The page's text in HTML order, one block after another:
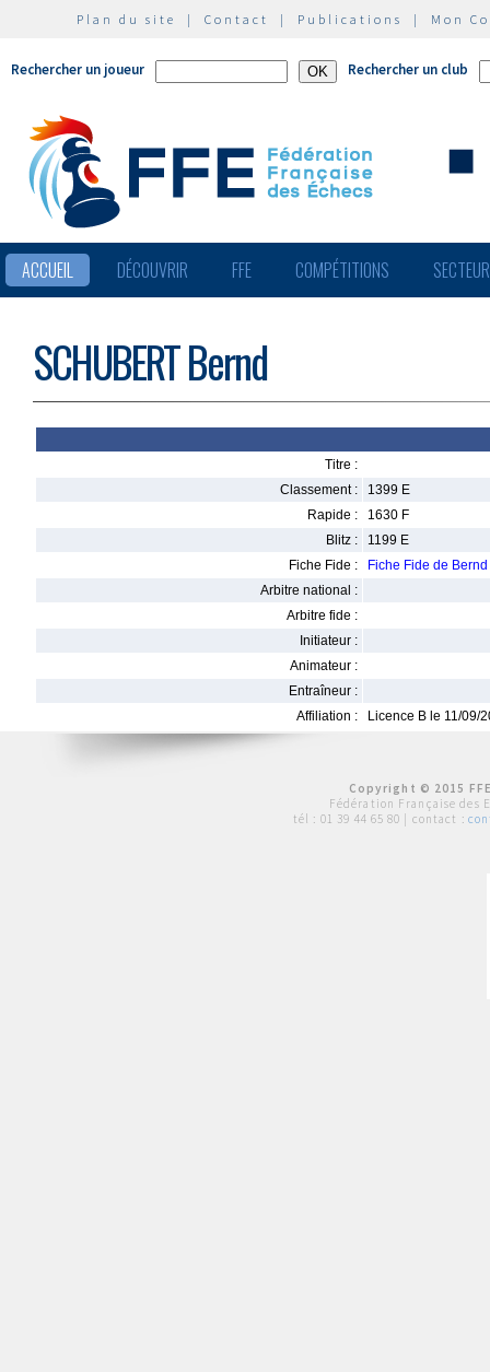
Plan du site | Contact | Publications | Mon
Rechercher un joueur Rechercher un club
ACCUEIL DÉCOUVRIR FFE COMPÉTITIONS
SCHUBERT Bernd
Titre :
Classement :
1399 E
Rapide :
1630 F
Blitz :
1199 E
Fiche Fide :
Fiche Fide de
Arbitre national :
Arbitre fide :
Initiateur :
Animateur :
Entraîneur :
Affiliation :
Licence B le 11/09/
Copyright © 2015
Fédération Française des
tél : 01 39 44 65 80 | contact :